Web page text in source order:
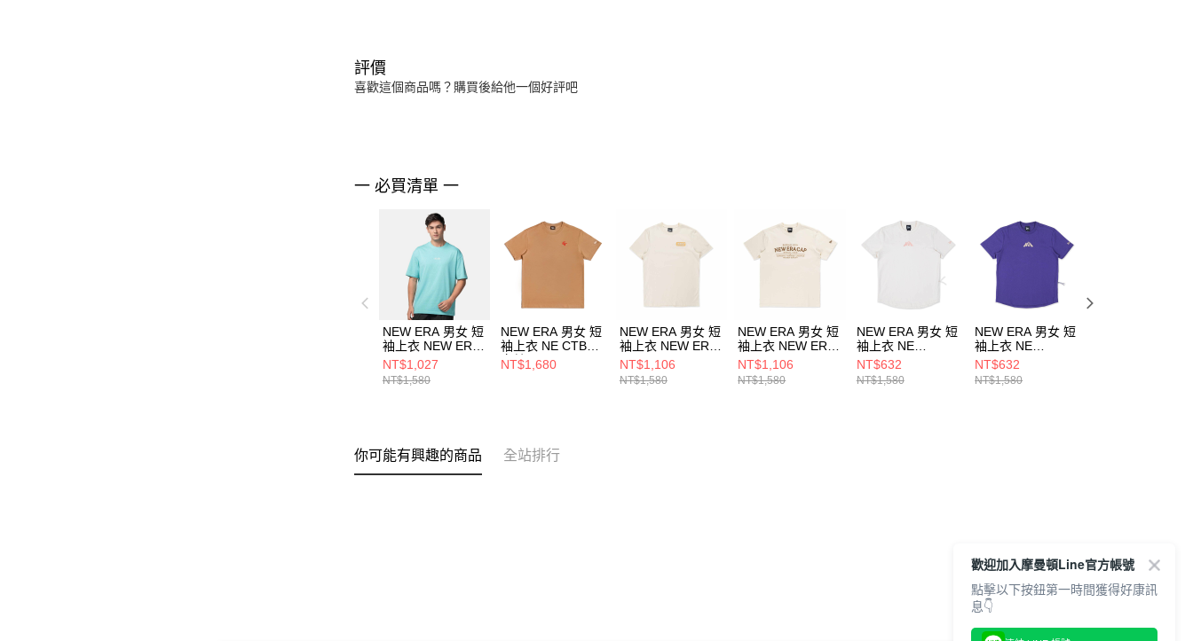
評價
喜歡這個商品嗎？購買後給他一個好評吧
一 必買清單 一
NEW ERA 男女 短
袖上衣 NEW ERA
BASIC NE
NE14499058
NT$1,027
NT$1,580
NEW ERA 男女 短
袖上衣 NE CTBA
卡其 NE14517775
NT$1,680
NEW ERA 男女 短
袖上衣 NEW ERA
CAP COMPANY
NE 白
NE14500086
NT$1,106
NT$1,580
NEW ERA 男女 短
袖上衣 NEW ERA
HERITAGE
GRAPHIC NE 白
NE14500095
NT$1,106
NT$1,580
NEW ERA 男女 短
袖上衣 NE
MOUNTAIN
LOGO NEW ERA
NE14148867
NT$632
NT$1,580
NEW ERA 男女 短
袖上衣 NE
MOUNTAIN
LOGO NEW ERA
NE14148866
NT$632
NT$1,580
你可能有興趣的商品 全站排行
歡迎加入摩曼頓Line官方帳號
點擊以下按鈕第一時間獲得好康訊
息👇